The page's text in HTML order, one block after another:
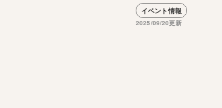
イベント情報
2025/09/20更新